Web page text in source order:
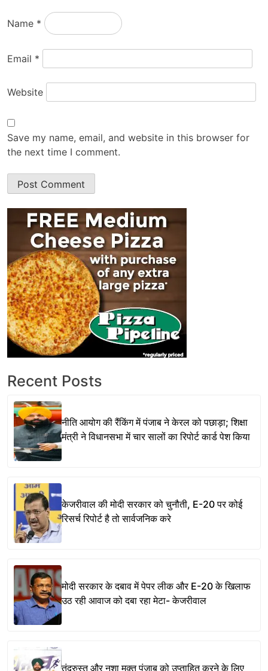
Name *
Email *
Website
Save my name, email, and website in this browser for
the next time I comment.
Recent Posts
नीति आयोग की रैंकिंग में पंजाब ने केरल को पछाड़ा; शिक्षा
मंत्री ने विधानसभा में चार सालों का रिपोर्ट कार्ड पेश किया
केजरीवाल की मोदी सरकार को चुनौती, E-20 पर कोई
रिसर्च रिपोर्ट है तो सार्वजनिक करे
मोदी सरकार के दबाव में पेपर लीक और E-20 के खिलाफ
उठ रही आवाज को दबा रहा मेटा- केजरीवाल
तंदरुस्त और नशा मुक्त पंजाब को उप्ताहित करने के लिए